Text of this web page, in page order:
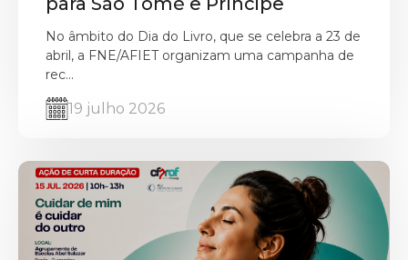
No âmbito do Dia do Livro, que se celebra a 23 de
abril, a FNE/AFIET organizam uma campanha de
rec...
19 julho 2026